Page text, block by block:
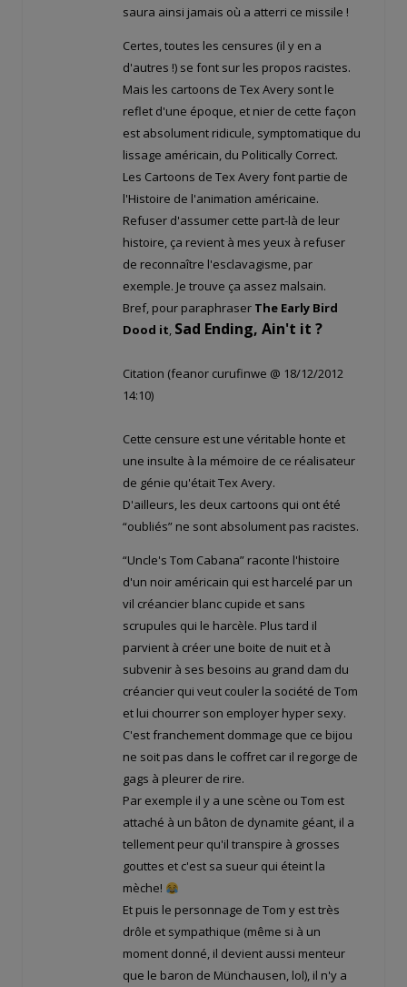
saura ainsi jamais où a atterri ce missile !
Certes, toutes les censures (il y en a
d'autres !) se font sur les propos racistes.
Mais les cartoons de Tex Avery sont le
reflet d'une époque, et nier de cette façon
est absolument ridicule, symptomatique du
lissage américain, du Politically Correct.
Les Cartoons de Tex Avery font partie de
l'Histoire de l'animation américaine.
Refuser d'assumer cette part-là de leur
histoire, ça revient à mes yeux à refuser
de reconnaître l'esclavagisme, par
exemple. Je trouve ça assez malsain.
Bref, pour paraphraser The Early Bird
Dood it, Sad Ending, Ain't it ?
Citation (feanor curufinwe @ 18/12/2012
14:10)
Cette censure est une véritable honte et
une insulte à la mémoire de ce réalisateur
de génie qu'était Tex Avery.
D'ailleurs, les deux cartoons qui ont été
“oubliés” ne sont absolument pas racistes.
“Uncle's Tom Cabana” raconte l'histoire
d'un noir américain qui est harcelé par un
vil créancier blanc cupide et sans
scrupules qui le harcèle. Plus tard il
parvient à créer une boite de nuit et à
subvenir à ses besoins au grand dam du
créancier qui veut couler la société de Tom
et lui chourrer son employer hyper sexy.
C'est franchement dommage que ce bijou
ne soit pas dans le coffret car il regorge de
gags à pleurer de rire.
Par exemple il y a une scène ou Tom est
attaché à un bâton de dynamite géant, il a
tellement peur qu'il transpire à grosses
gouttes et c'est sa sueur qui éteint la
mèche!
Et puis le personnage de Tom y est très
drôle et sympathique (même si à un
moment donné, il devient aussi menteur
que le baron de Münchausen, lol), il n'y a